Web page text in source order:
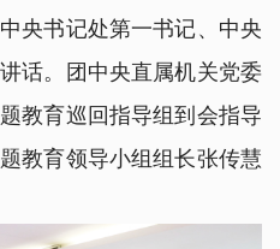
央书记处第一书记、中央
话。团中央直属机关党委
教育巡回指导组到会指导
教育领导小组组长张传慧